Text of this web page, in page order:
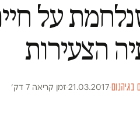
על
הצעירות
בגיהנום·
21.03.2017
·זמן קריאה 7 דק׳